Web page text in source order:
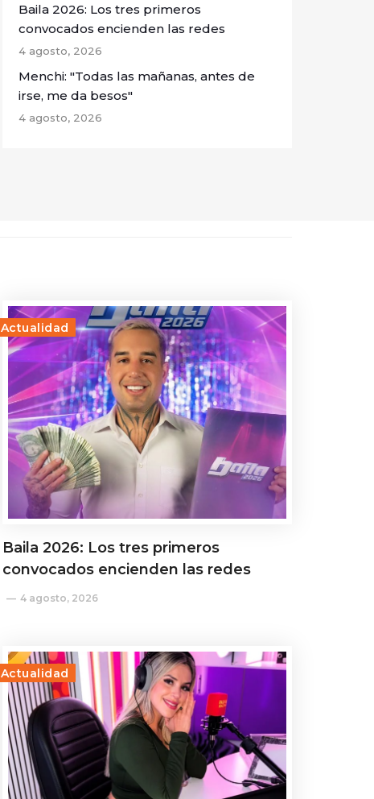
Baila 2026: Los tres primeros
convocados encienden las redes
4 agosto, 2026
Menchi: "Todas las mañanas, antes de
irse, me da besos"
4 agosto, 2026
Actualidad
Baila 2026: Los tres primeros
convocados encienden las redes
4 agosto, 2026
Actualidad